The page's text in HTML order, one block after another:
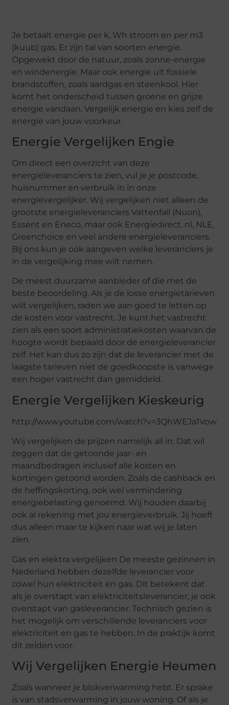
Je betaalt energie per k, Wh stroom en per m3
(kuub) gas. Er zijn tal van soorten energie.
Opgewekt door de natuur, zoals zonne-energie
en windenergie. Maar ook energie uit fossiele
brandstoffen, zoals aardgas en steenkool. Hier
komt het onderscheid tussen groene en grijze
energie vandaan. Vergelijk energie en kies zelf de
energie van jouw voorkeur.
Energie Vergelijken Engie
Om direct een overzicht van deze
energieleveranciers te zien, vul je je postcode,
huisnummer en verbruik in in onze
energievergelijker. Wij vergelijken niet alleen de
grootste energieleveranciers Vattenfall (Nuon),
Essent en Eneco, maar ook Energiedirect. nl, NLE,
Greenchoice en veel andere energieleveranciers.
Bij ons kun je ook aangeven welke leveranciers je
in de vergelijking mee wilt nemen.
De meest duurzame aanbieder of die met de
beste beoordeling. Als je de losse energietarieven
wilt vergelijken, raden we aan goed te letten op
de kosten voor vastrecht. Je kunt het vastrecht
zien als een soort administratiekosten waarvan de
hoogte wordt bepaald door de energieleverancier
zelf. Het kan dus zo zijn dat de leverancier met de
laagste tarieven niet de goedkoopste is vanwege
een hoger vastrecht dan gemiddeld.
Energie Vergelijken Kieskeurig
http://www.youtube.com/watch?v=3QhWEJa1Vow
Wij vergelijken de prijzen namelijk all in. Dat wil
zeggen dat de getoonde jaar- en
maandbedragen inclusief alle kosten en
kortingen getoond worden. Zoals de cashback en
de heffingskorting, ook wel vermindering
energiebelasting genoemd. Wij houden daarbij
ook al rekening met jou energieverbruik. Jij hoeft
dus alleen maar te kijken naar wat wij je laten
zien.
Gas en elektra vergelijken De meeste gezinnen in
Nederland hebben dezelfde leverancier voor
zowel hun elektriciteit en gas. Dit betekent dat
als je overstapt van elektriciteitsleverancier, je ook
overstapt van gasleverancier. Technisch gezien is
het mogelijk om verschillende leveranciers voor
elektriciteit en gas te hebben. In de praktijk komt
dit zelden voor.
Wij Vergelijken Energie Heumen
Zoals wanneer je blokverwarming hebt. Er sprake
is van stadsverwarming in jouw woning. Of als je